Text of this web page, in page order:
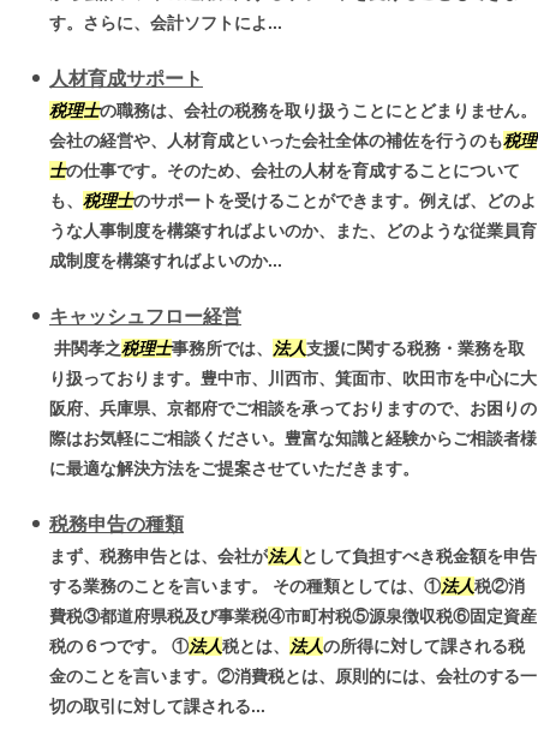
す。さらに、会計ソフトによ...
人材育成サポート
税理士の職務は、会社の税務を取り扱うことにとどまりません。
会社の経営や、人材育成といった会社全体の補佐を行うのも税理
士の仕事です。そのため、会社の人材を育成することについて
も、 税理士のサポートを受けることができます。例えば、どのよ
うな人事制度を構築すればよいのか、また、どのような従業員育
成制度を構築すればよいのか...
キャッシュフロー経営
井関孝之税理士事務所では、 法人支援に関する税務・業務を取
り扱っております。豊中市、川西市、箕面市、吹田市を中心に大
阪府、兵庫県、京都府でご相談を承っておりますので、お困りの
際はお気軽にご相談ください。豊富な知識と経験からご相談者様
に最適な解決方法をご提案させていただきます。
税務申告の種類
まず、税務申告とは、会社が法人として負担すべき税金額を申告
する業務のことを言います。 その種類としては、①法人税②消
費税③都道府県税及び事業税④市町村税⑤源泉徴収税⑥固定資産
税の６つです。 ①法人税とは、 法人の所得に対して課される税
金のことを言います。②消費税とは、原則的には、会社のする一
切の取引に対して課される...